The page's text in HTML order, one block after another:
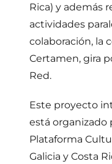
Rica) y además
actividades
colaboración, la
Certamen, gira
Red.
Este proyecto
está organizado
Plataforma
Galicia y Costa